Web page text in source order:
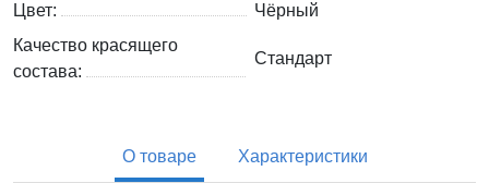
Цвет:
Чёрный
Качество красящего
состава:
Стандарт
О товаре Характеристики